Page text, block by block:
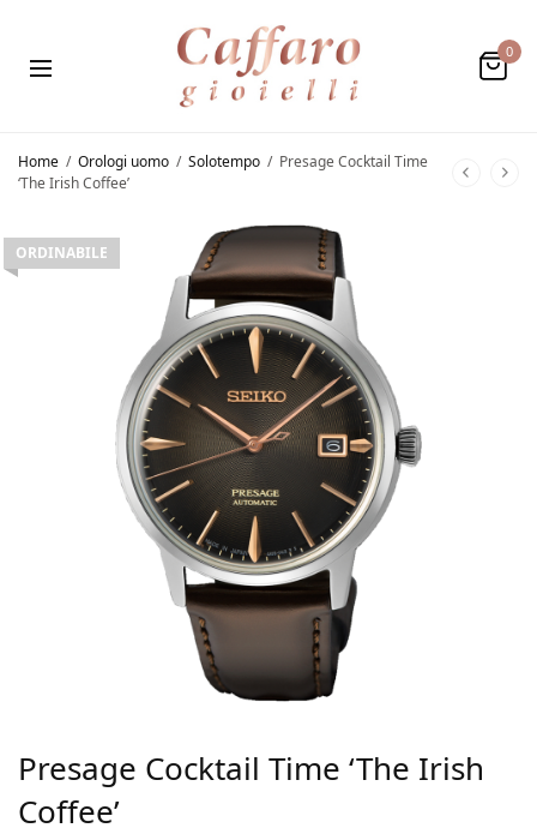
0
Home / Orologi uomo / Solotempo / Presage Cocktail Time
‘The Irish Coffee’
ORDINABILE
Presage Cocktail Time ‘The Irish
Coffee’